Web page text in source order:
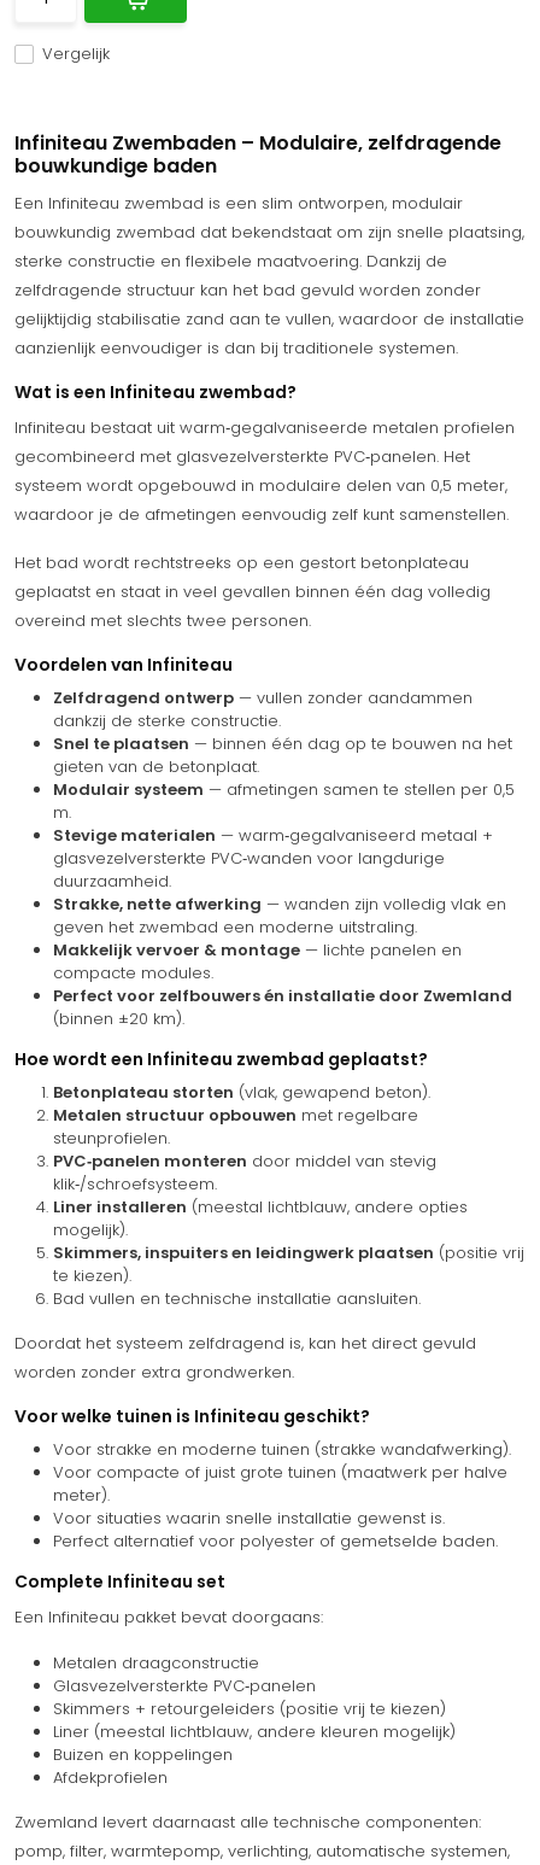
Vergelijk
Infiniteau Zwembaden – Modulaire, zelfdragende
bouwkundige baden
Een Infiniteau zwembad is een slim ontworpen, modulair
bouwkundig zwembad dat bekendstaat om zijn snelle plaatsing,
sterke constructie en flexibele maatvoering. Dankzij de
zelfdragende structuur kan het bad gevuld worden zonder
gelijktijdig stabilisatie zand aan te vullen, waardoor de installatie
aanzienlijk eenvoudiger is dan bij traditionele systemen.
Wat is een Infiniteau zwembad?
Infiniteau bestaat uit warm‑gegalvaniseerde metalen profielen
gecombineerd met glasvezelversterkte PVC‑panelen. Het
systeem wordt opgebouwd in modulaire delen van 0,5 meter,
waardoor je de afmetingen eenvoudig zelf kunt samenstellen.
Het bad wordt rechtstreeks op een gestort betonplateau
geplaatst en staat in veel gevallen binnen één dag volledig
overeind met slechts twee personen.
Voordelen van Infiniteau
Zelfdragend ontwerp — vullen zonder aandammen
dankzij de sterke constructie.
Snel te plaatsen — binnen één dag op te bouwen na het
gieten van de betonplaat.
Modulair systeem — afmetingen samen te stellen per 0,5
m.
Stevige materialen — warm‑gegalvaniseerd metaal +
glasvezelversterkte PVC‑wanden voor langdurige
duurzaamheid.
Strakke, nette afwerking — wanden zijn volledig vlak en
geven het zwembad een moderne uitstraling.
Makkelijk vervoer & montage — lichte panelen en
compacte modules.
Perfect voor zelfbouwers én installatie door Zwemland
(binnen ±20 km).
Hoe wordt een Infiniteau zwembad geplaatst?
Betonplateau storten (vlak, gewapend beton).
Metalen structuur opbouwen met regelbare
steunprofielen.
PVC‑panelen monteren door middel van stevig
klik‑/schroefsysteem.
Liner installeren (meestal lichtblauw, andere opties
mogelijk).
Skimmers, inspuiters en leidingwerk plaatsen (positie vrij
te kiezen).
Bad vullen en technische installatie aansluiten.
Doordat het systeem zelfdragend is, kan het direct gevuld
worden zonder extra grondwerken.
Voor welke tuinen is Infiniteau geschikt?
Voor strakke en moderne tuinen (strakke wandafwerking).
Voor compacte of juist grote tuinen (maatwerk per halve
meter).
Voor situaties waarin snelle installatie gewenst is.
Perfect alternatief voor polyester of gemetselde baden.
Complete Infiniteau set
Een Infiniteau pakket bevat doorgaans:
Metalen draagconstructie
Glasvezelversterkte PVC‑panelen
Skimmers + retourgeleiders (positie vrij te kiezen)
Liner (meestal lichtblauw, andere kleuren mogelijk)
Buizen en koppelingen
Afdekprofielen
Zwemland levert daarnaast alle technische componenten:
pomp, filter, warmtepomp, verlichting, automatische systemen,